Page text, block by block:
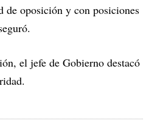
de oposición y con posiciones
el jefe de Gobierno destacó